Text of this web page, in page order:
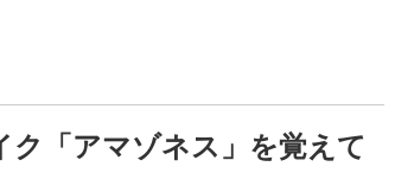
「アマゾネス」を覚えて